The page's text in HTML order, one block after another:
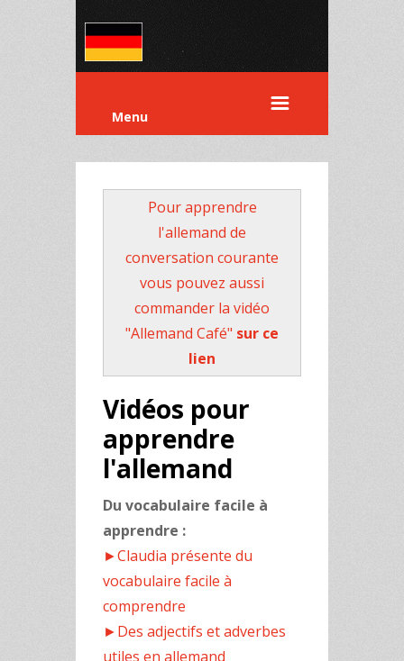
Menu
Pour apprendre
l'allemand de
conversation courante
vous pouvez aussi
commander la vidéo
"Allemand Café" sur ce
lien
Vidéos pour
apprendre
l'allemand
Du vocabulaire facile à
apprendre :
►Claudia présente du
vocabulaire facile à
comprendre
►Des adjectifs et adverbes
utiles en allemand